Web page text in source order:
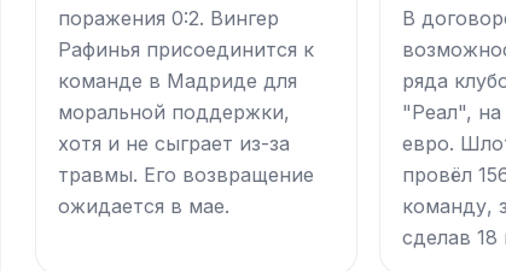
поражения 0:2. Вингер
Рафинья присоединится к
команде в Мадриде для
моральной поддержки,
хотя и не сыграет из-за
травмы. Его возвращение
ожидается в мае.
В
ряда
"Реал",
евро.
провёл
команду,
сделав 18